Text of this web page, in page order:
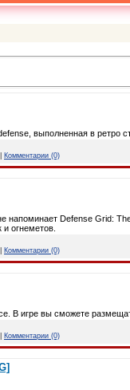
выполненная в ретро
Комментарии (0)
напоминает Defense Grid:
огнеметов.
Комментарии (0)
В игре вы сможете
Комментарии (0)